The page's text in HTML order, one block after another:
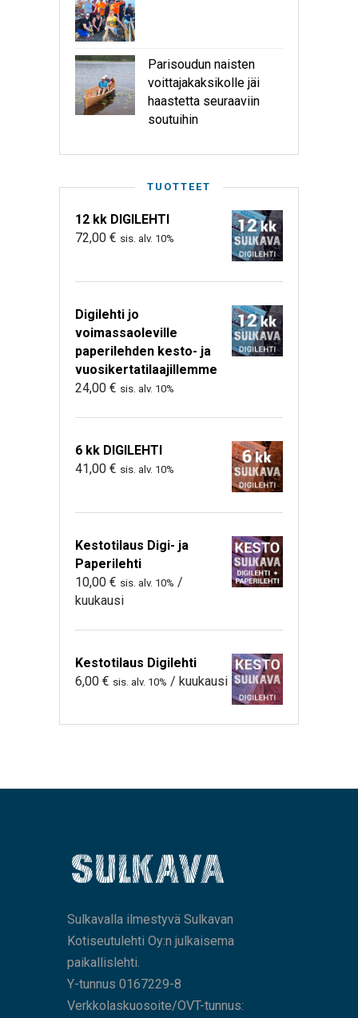
Parisoudun naisten
voittajakaksikolle jäi
haastetta seuraaviin
soutuihin
TUOTTEET
12 kk DIGILEHTI
72,00 € sis. alv. 10%
Digilehti jo
voimassaoleville
paperilehden kesto- ja
vuosikertatilaajillemme
24,00 € sis. alv. 10%
6 kk DIGILEHTI
41,00 € sis. alv. 10%
Kestotilaus Digi- ja
Paperilehti
10,00 € sis. alv. 10% /
kuukausi
Kestotilaus Digilehti
6,00 € sis. alv. 10% / kuukausi
Sulkavalla ilmestyvä Sulkavan
Kotiseutulehti Oy:n julkaisema
paikallislehti.
Y-tunnus 0167229-8
Verkkolaskuosoite/OVT-tunnus: